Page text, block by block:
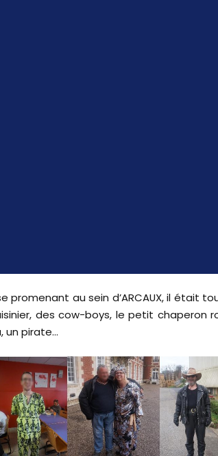
promenant au sein d’ARCAUX, il était
des cow-boys, le petit chaperon
un pirate…